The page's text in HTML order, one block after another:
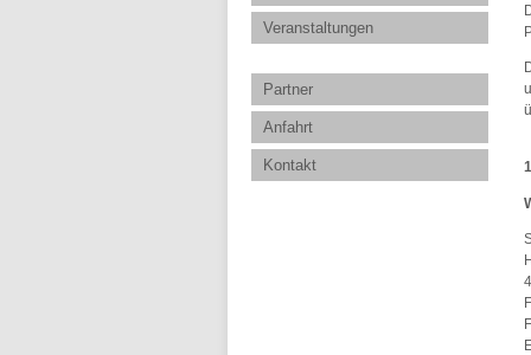
Veranstaltungen
Partner
Anfahrt
Kontakt